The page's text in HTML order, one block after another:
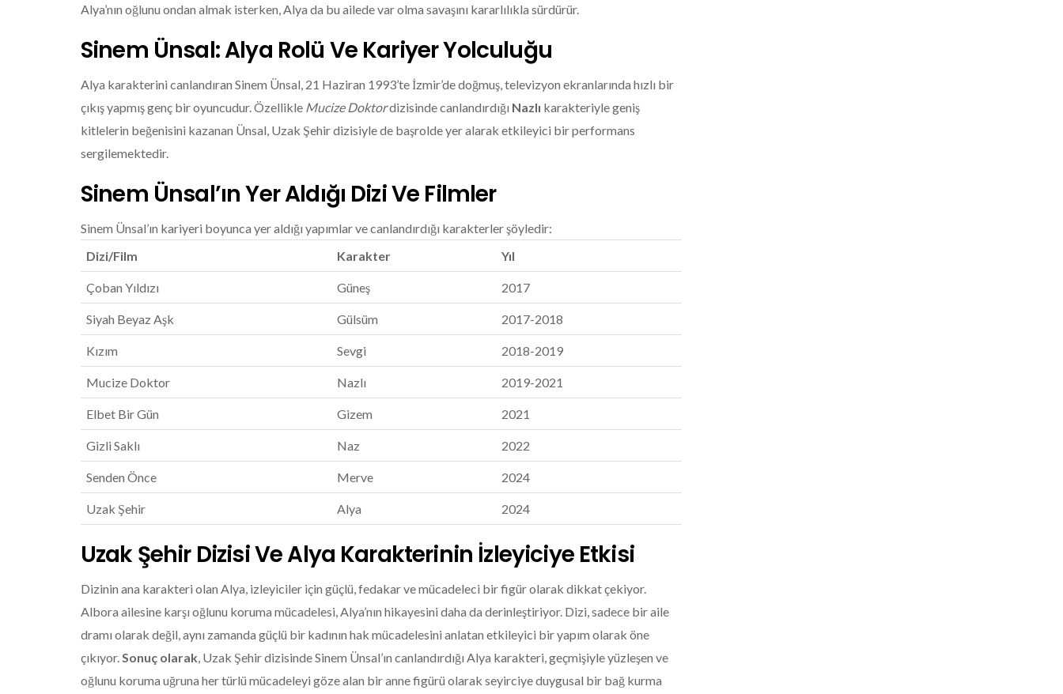
Alya’nın oğlunu ondan almak isterken, Alya da bu ailede var olma savaşını kararlılıkla sürdürür.
Sinem Ünsal: Alya Rolü Ve Kariyer Yolculuğu
Alya karakterini canlandıran Sinem Ünsal, 21 Haziran 1993’te İzmir’de doğmuş, televizyon ekranlarında hızlı bir
çıkış yapmış genç bir oyuncudur. Özellikle Mucize Doktordizisinde canlandırdığı Nazlı karakteriyle geniş
kitlelerin beğenisini kazanan Ünsal, Uzak Şehir dizisiyle de başrolde yer alarak etkileyici bir performans
sergilemektedir.
Sinem Ünsal’ın Yer Aldığı Dizi Ve Filmler
Sinem Ünsal’ın kariyeri boyunca yer aldığı yapımlar ve canlandırdığı karakterler şöyledir:
Dizi/Film
Karakter Yıl
Çoban Yıldızı Güneş 2017
Siyah Beyaz Aşk Gülsüm 2017-2018
Kızım Sevgi 2018-2019
Mucize Doktor Nazlı 2019-2021
Elbet Bir Gün Gizem 2021
Gizli Saklı Naz 2022
Senden Önce Merve 2024
Uzak Şehir Alya 2024
Uzak Şehir Dizisi Ve Alya Karakterinin İzleyiciye Etkisi
Dizinin ana karakteri olan Alya, izleyiciler için güçlü, fedakar ve mücadeleci bir figür olarak dikkat çekiyor.
Albora ailesine karşı oğlunu koruma mücadelesi, Alya’nın hikayesini daha da derinleştiriyor. Dizi, sadece bir aile
dramı olarak değil, aynı zamanda güçlü bir kadının hak mücadelesini anlatan etkileyici bir yapım olarak öne
çıkıyor. Sonuç olarak , Uzak Şehir dizisinde Sinem Ünsal’ın canlandırdığı Alya karakteri, geçmişiyle yüzleşen ve
oğlunu koruma uğruna her türlü mücadeleyi göze alan bir anne figürü olarak seyirciye duygusal bir bağ kurma